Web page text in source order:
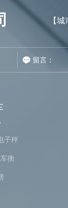
【城
子秤
衡